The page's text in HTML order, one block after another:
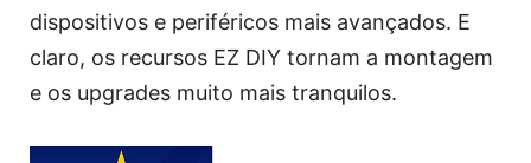
dispositivos e periféricos mais avançados. E
claro, os recursos EZ DIY tornam a montagem
e os upgrades muito mais tranquilos.